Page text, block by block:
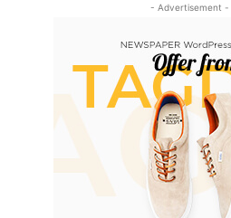
- Advertisement -